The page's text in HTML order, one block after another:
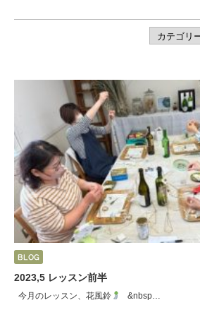
2023,5 レッスン前半
今月のレッスン、花風鈴 &nbsp…